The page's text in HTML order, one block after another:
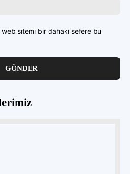
web sitemi bir dahaki sefere bu